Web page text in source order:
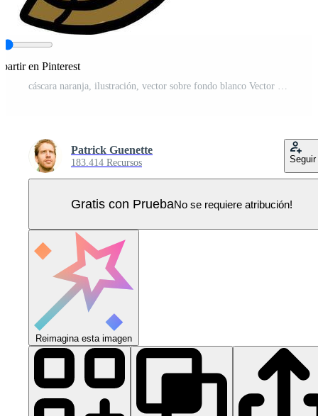
en Pinterest
cáscara naranja, ilustración, vector sobre fondo blanco Vector Pro
Patrick Guenette
183.414 Recursos Seguir
Gratis con PruebaNo se requiere atribución!
Reimagina esta imagen